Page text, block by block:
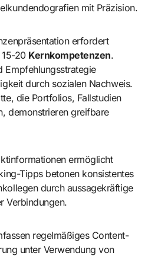
mit Präzision.
erfordert
20 Kernkompetenzen.
Empfehlungsstrategie
durch sozialen Nachweis.
die Portfolios, Fallstudien
demonstrieren greifbare
ermöglicht
Tipps betonen konsistentes
durch aussagekräftige
Verbindungen.
regelmäßiges Content-
unter Verwendung von